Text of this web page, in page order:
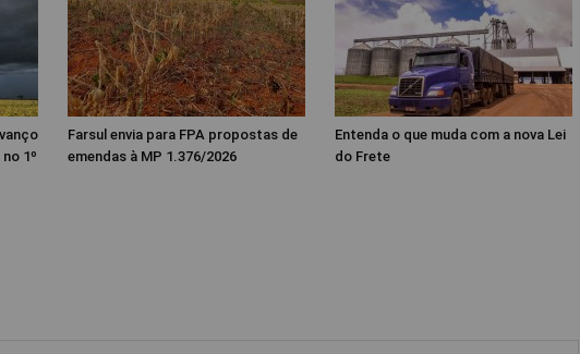
1º
Farsul envia para FPA propostas de
emendas à MP 1.376/2026
Entenda o que muda com a nova Lei
do Frete